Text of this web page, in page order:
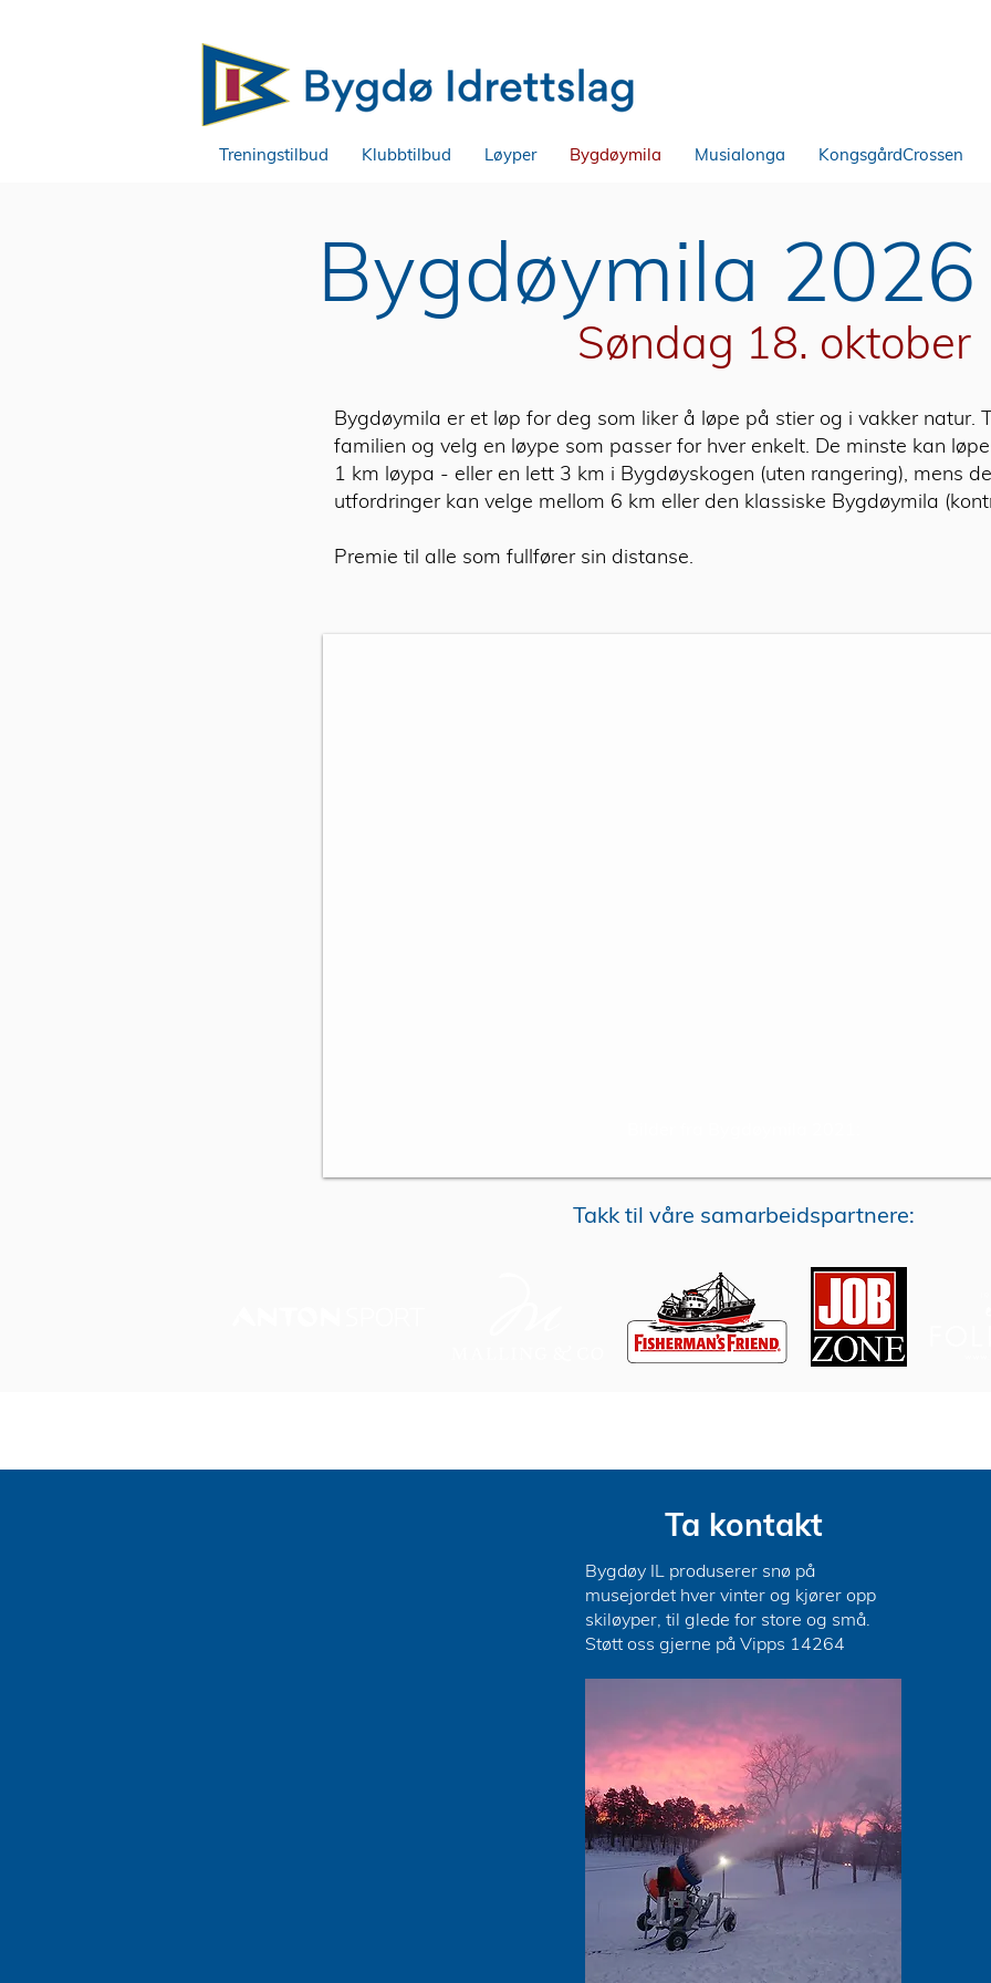
Treningstilbud Klubbtilbud Løyper Bygdøymila Musialonga KongsgårdCrossen
Bygdøymila 2026
Søndag 18. oktober
Bygdøymila er et løp for deg som liker å løpe på stier og i vakker natur.
familien og velg en løype som passer for hver enkelt. De minste kan
1 km løypa - eller en lett 3 km i Bygdøyskogen (uten rangering), mens
utfordringer kan velge mellom 6 km eller den klassiske Bygdøymila
Premie til alle som fullfører sin distanse.
Takk til våre samarbeidspartnere:
Ta kontakt
Bygdøy IL produserer snø på
musejordet hver vinter og kjører opp
skiløyper, til glede for store og små.
Støtt oss gjerne på Vipps 14264